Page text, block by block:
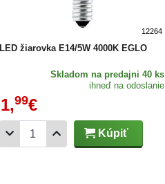
12264
LED žiarovka E14/5W 4000K EGLO
Skladom na predajni 40 ks
ihneď na odoslanie
1,99€
Kúpiť